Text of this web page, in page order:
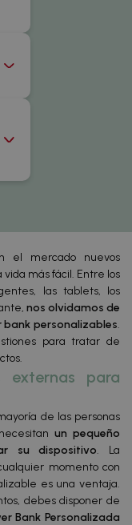
el mercado nuevos
más fácil. Entre los
las tablets, los
nos olvidamos de
personalizables.
para tratar de
externas para
de las personas
un pequeño
su dispositivo. La
momento con
es una ventaja.
debes disponer de
Bank Personalizada